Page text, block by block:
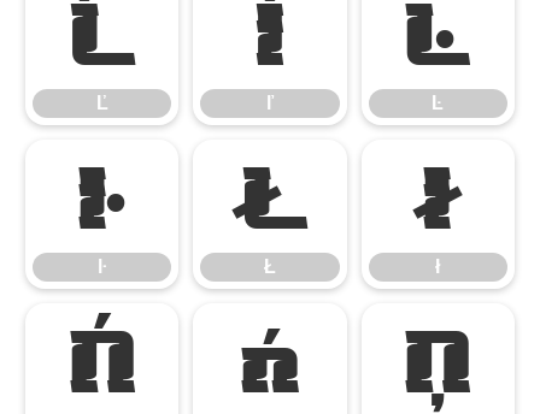
Ľ
Ľ
ľ
ľ
Ŀ
Ŀ
ŀ
ŀ
Ł
Ł
ł
ł
Ń ń Ņ